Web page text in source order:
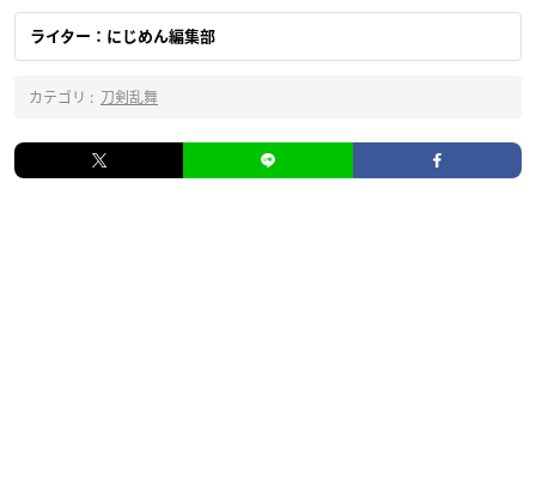
ライター：にじめん編集部
カテゴリ : 刀剣乱舞